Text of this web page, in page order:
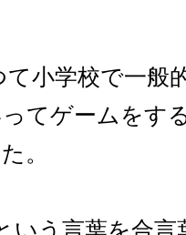
て小学校で一般
てゲームをす
。